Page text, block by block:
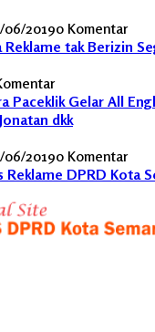
06/20190 Komentar
Reklame tak Berizin
Paceklik Gelar All
dkk
06/20190 Komentar
Reklame DPRD Kota